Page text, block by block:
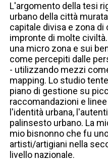
L'argomento della tesi
urbano della città
capitale divisa e zona
impronte di molte
una micro zona e sui
come percepiti dalle
- utilizzando mezzi
mapping. Lo studio
piano di gestione su
raccomandazioni e
l'identità urbana,
palinsesto urbano. La
mio bisnonno che fu
artisti/artigiani nella
livello nazionale.